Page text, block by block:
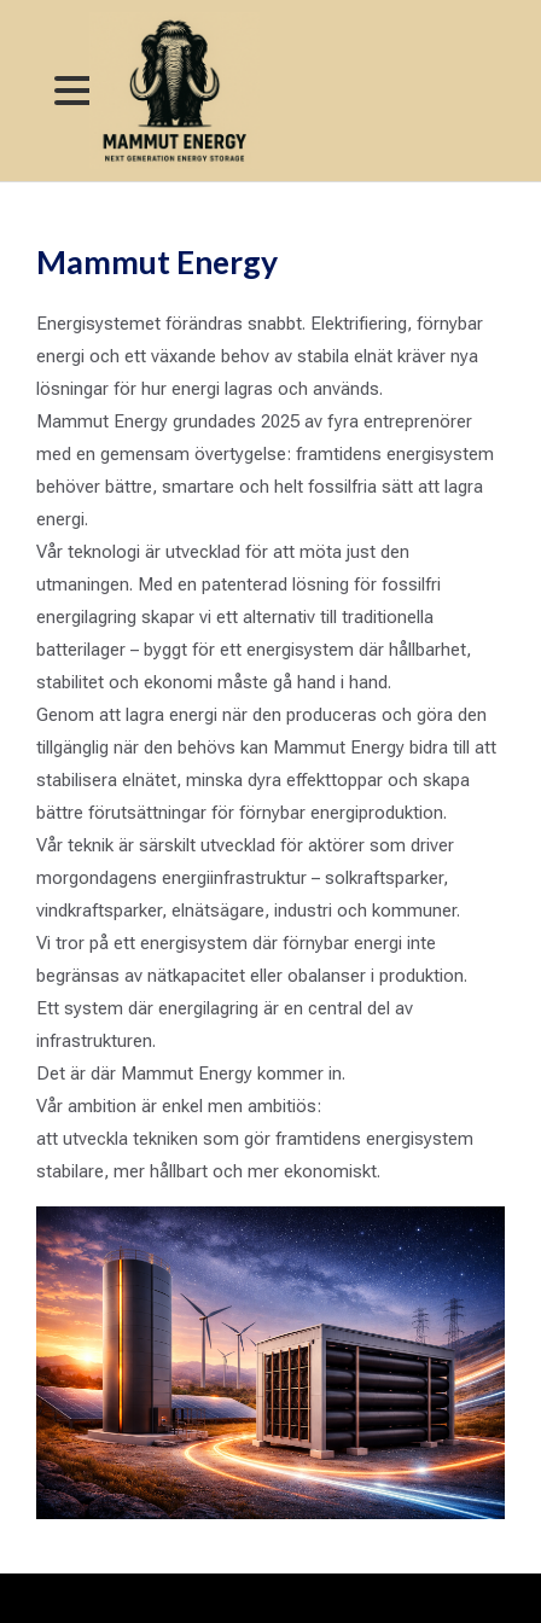
Mammut Energy
Energisystemet förändras snabbt. Elektrifiering, förnybar
energi och ett växande behov av stabila elnät kräver nya
lösningar för hur energi lagras och används.
Mammut Energy grundades 2025 av fyra entreprenörer
med en gemensam övertygelse: framtidens energisystem
behöver bättre, smartare och helt fossilfria sätt att lagra
energi.
Vår teknologi är utvecklad för att möta just den
utmaningen. Med en patenterad lösning för fossilfri
energilagring skapar vi ett alternativ till traditionella
batterilager – byggt för ett energisystem där hållbarhet,
stabilitet och ekonomi måste gå hand i hand.
Genom att lagra energi när den produceras och göra den
tillgänglig när den behövs kan Mammut Energy bidra till att
stabilisera elnätet, minska dyra effekttoppar och skapa
bättre förutsättningar för förnybar energiproduktion.
Vår teknik är särskilt utvecklad för aktörer som driver
morgondagens energiinfrastruktur – solkraftsparker,
vindkraftsparker, elnätsägare, industri och kommuner.
Vi tror på ett energisystem där förnybar energi inte
begränsas av nätkapacitet eller obalanser i produktion.
Ett system där energilagring är en central del av
infrastrukturen.
Det är där Mammut Energy kommer in.
Vår ambition är enkel men ambitiös:
att utveckla tekniken som gör framtidens energisystem
stabilare, mer hållbart och mer ekonomiskt.